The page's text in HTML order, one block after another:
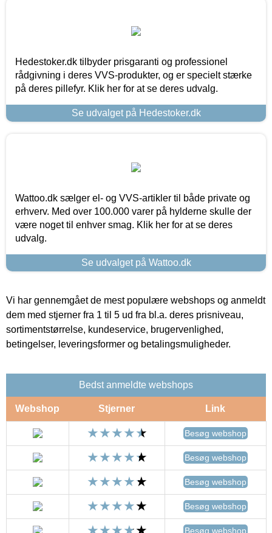
Hedestoker.dk tilbyder prisgaranti og professionel
rådgivning i deres VVS-produkter, og er specielt stærke
på deres pillefyr. Klik her for at se deres udvalg.
Se udvalget på Hedestoker.dk
Wattoo.dk sælger el- og VVS-artikler til både private og
erhverv. Med over 100.000 varer på hylderne skulle der
være noget til enhver smag. Klik her for at se deres
udvalg.
Se udvalget på Wattoo.dk
Vi har gennemgået de mest populære webshops og anmeldt
dem med stjerner fra 1 til 5 ud fra bl.a. deres prisniveau,
sortimentstørrelse, kundeservice, brugervenlighed,
betingelser, leveringsformer og betalingsmuligheder.
Bedst anmeldte webshops
Webshop Stjerner Link
Besøg webshop
Besøg webshop
Besøg webshop
Besøg webshop
Besøg webshop